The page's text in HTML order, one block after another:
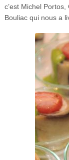
c’est Michel
Bouliac qui nous a